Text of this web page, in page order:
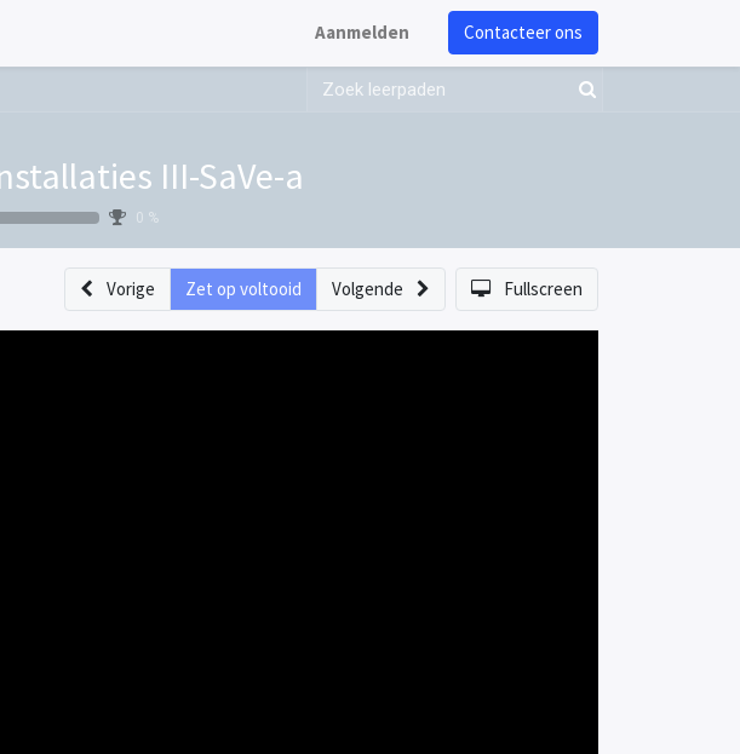
Aanmelden Contacteer ons
III-SaVe-a
0 %
Vorige Zet op voltooid Volgende Fullscreen